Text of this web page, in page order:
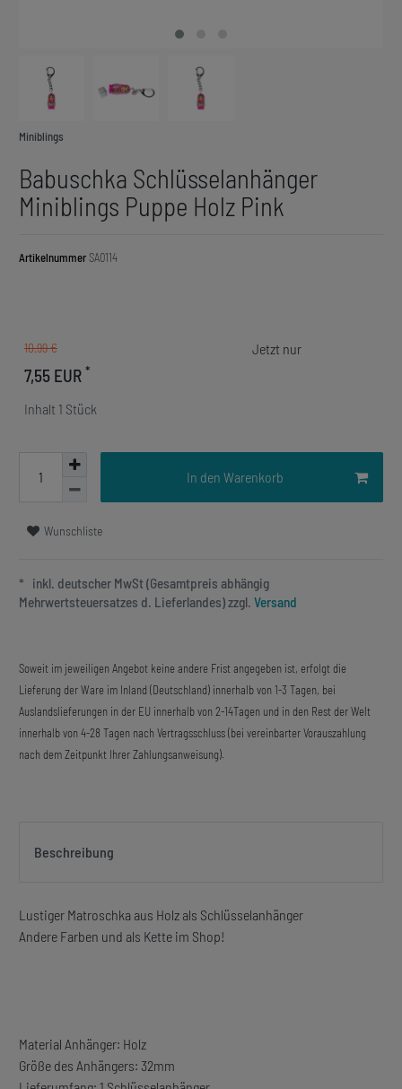
Miniblings
Babuschka Schlüsselanhänger
Miniblings Puppe Holz Pink
ArtikelnummerSA0114
10,99 €
7,55 EUR *
Inhalt 1 Stück
In den Warenkorb
Wunschliste
* inkl. deutscher MwSt (Gesamtpreis abhängig
Mehrwertsteuersatzes d. Lieferlandes) zzgl. Versand
Soweit im jeweiligen Angebot keine andere Frist angegeben ist, erfolgt die
Lieferung der Ware im Inland (Deutschland) innerhalb von 1-3 Tagen, bei
Auslandslieferungen in der EU innerhalb von 2-14Tagen und in den Rest der Welt
innerhalb von 4-28 Tagen nach Vertragsschluss (bei vereinbarter Vorauszahlung
nach dem Zeitpunkt Ihrer Zahlungsanweisung).
Beschreibung
Lustiger Matroschka aus Holz als Schlüsselanhänger
Andere Farben und als Kette im Shop!
Material Anhänger: Holz
Größe des Anhängers: 32mm